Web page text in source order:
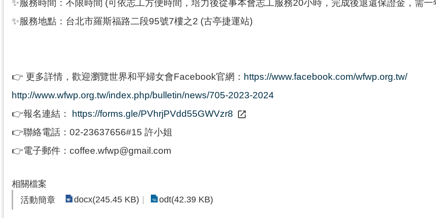
✨服務時間：不限時間 (可依志工方便時間，培力後從事本會志工服務20小時，完成後退還保證金，需一
✨服務地點：台北市羅斯福路二段95號7樓之2 (古亭捷運站)
👉 更多詳情，歡迎瀏覽世界和平婦女會Facebook官網： https://www.facebook.com/wfwp.org.tw/
http://www.wfwp.org.tw/index.php/bulletin/news/705-2023-2024
👉報名連結：
https://forms.gle/PVhrjPVdd55GWVzr8
👉聯絡電話：02-23637656#15 許小姐
👉電子郵件：coffee.wfwp@gmail.com
相關檔案
活動簡章
docx(245.45 KB) odt(42.39 KB)